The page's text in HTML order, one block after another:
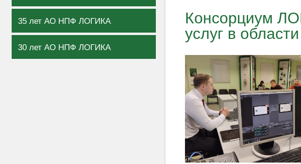
35 лет АО НПФ ЛОГИКА
30 лет АО НПФ ЛОГИКА
Консорциум
услуг в